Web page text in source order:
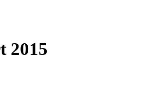
2015